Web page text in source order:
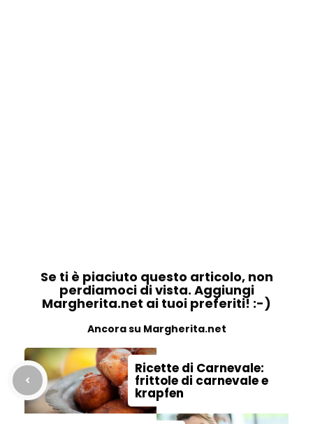
Se ti è piaciuto questo articolo, non
perdiamoci di vista. Aggiungi
Margherita.net ai tuoi preferiti! :-)
Ancora su Margherita.net
Ricette di Carnevale:
frittole di carnevale e
krapfen